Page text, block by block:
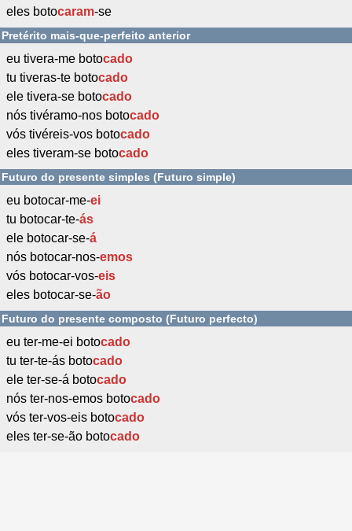
eles botocaram-se
Pretérito mais-que-perfeito anterior
eu tivera-me botocado
tu tiveras-te botocado
ele tivera-se botocado
nós tivéramo-nos botocado
vós tivéreis-vos botocado
eles tiveram-se botocado
Futuro do presente simples (Futuro simple)
eu botocar-me-ei
tu botocar-te-ás
ele botocar-se-á
nós botocar-nos-emos
vós botocar-vos-eis
eles botocar-se-ão
Futuro do presente composto (Futuro perfecto)
eu ter-me-ei botocado
tu ter-te-ás botocado
ele ter-se-á botocado
nós ter-nos-emos botocado
vós ter-vos-eis botocado
eles ter-se-ão botocado